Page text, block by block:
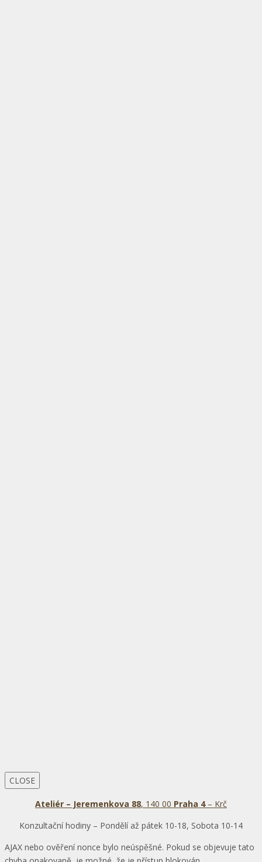
CLOSE
Ateliér – Jeremenkova 88, 140 00 Praha 4– Krč
Konzultační hodiny – Pondělí až pátek 10-18, Sobota 10-14
AJAX nebo ověření nonce bylo neúspěšné. Pokud se objevuje tato